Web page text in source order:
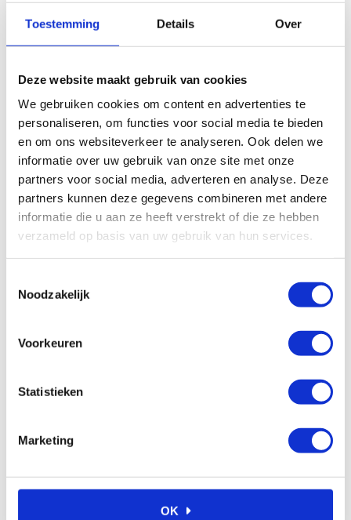
Toestemming Details Over
Deze website maakt gebruik van cookies
We gebruiken cookies om content en advertenties te
personaliseren, om functies voor social media te bieden
en om ons websiteverkeer te analyseren. Ook delen we
informatie over uw gebruik van onze site met onze
partners voor social media, adverteren en analyse. Deze
partners kunnen deze gegevens combineren met andere
informatie die u aan ze heeft verstrekt of die ze hebben
verzameld op basis van uw gebruik van hun services.
Noodzakelijk
Voorkeuren
Statistieken
Marketing
OK
In winkelwagen In winkelwagen
Oliehaspel 160 bar, 15mtr.
In winkelwagen
Oliehaspel 160 bar, 10mtr.
Waarom kiezen voor Ambi